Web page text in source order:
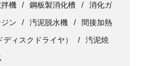
機 鋼板製消化槽
消化ガ
ン 汚泥脱水機
間接加熱
ィスクドライヤ）
汚泥焼